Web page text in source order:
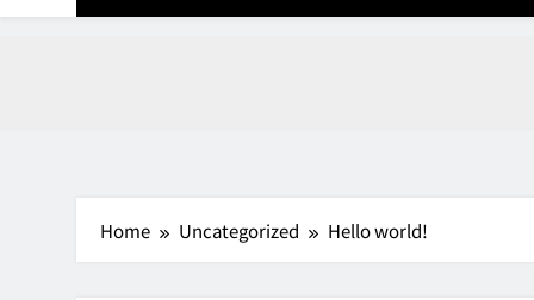
Home Uncategorized Hello world!